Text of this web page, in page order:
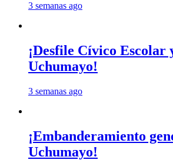
3 semanas ago
¡Desfile Cívico
Uchumayo!
3 semanas ago
¡Embanderamiento
Uchumayo!